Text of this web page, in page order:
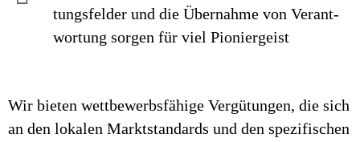
tungs­felder und die Über­nahme von Ver­ant­
wor­tung sorgen für viel Pionier­geist
Wir bieten wettbewerbsfähige Vergütungen, die sich
an den lokalen Marktstandards und den spezifischen